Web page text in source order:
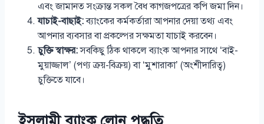
এবং জামানত সংক্রান্ত সকল বৈধ কাগজপত্রের কপি জমা দিন।
যাচাই-বাছাই:ব্যাংকের কর্মকর্তারা আপনার দেয়া তথ্য এবং
আপনার ব্যবসার বা প্রকল্পের সক্ষমতা যাচাই করবেন।
চুক্তি স্বাক্ষর:সবকিছু ঠিক থাকলে ব্যাংক আপনার সাথে ‘বাই-
মুয়াজ্জাল’ (পণ্য ক্রয়-বিক্রয়) বা ‘মুশারাকা’ (অংশীদারিত্ব)
চুক্তিতে যাবে।